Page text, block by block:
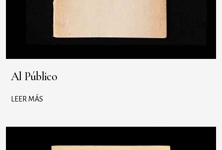
Al Público
LEER MÁS